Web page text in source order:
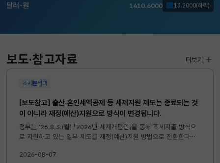
달러-원 1410.6000 13.2000(하락)
KOSPI
국고채(3년)
보도·참고자료
조세분석과
[보도참고] 출산·혼인세액공제 등 세제지원 제도는 종료되는 것
이 아니라 재정(예산)지원으로 방식이 변경됩니다.
정부는 ’26.8.3.(월) 「2026년 세제개편안」을 통해 조세지출 방식으
로 지원하고 있는 일부 제도를 재정(예산)지원 방법으로 전환한다고
2026-08-07
더보기